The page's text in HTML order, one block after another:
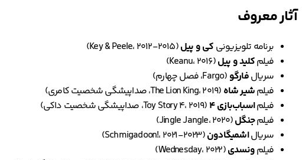
آثار معروف
برنامه تلویزیونی کی و پیل(Key & Peele، ۲۰۱۲-۲۰۱۵)
فیلمکلید و پیل(Keanu، ۲۰۱۶)
سریالفارگو (Fargo، فصل چهارم)
فیلمشیر شاه (The Lion King، ۲۰۱۹، صداپیشگی شخصیت کامری)
فیلماسباب‌بازی ۴
(Toy Story 4، ۲۰۱۹، صداپیشگی شخصیت داکی)
فیلمجنگل(Jingle Jangle، ۲۰۲۰)
سریالاشمیگادون(Schmigadoon!، ۲۰۲۱-۲۰۲۳)
فیلمونسدی(Wednesday، ۲۰۲۲)